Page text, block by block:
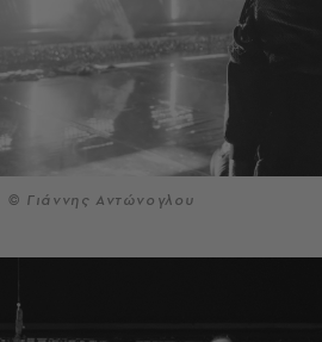
© Γιάννης Αντώνογλου